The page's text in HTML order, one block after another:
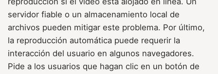
servidor fiable o un almacenamiento local de
archivos pueden mitigar este problema. Por último,
la reproducción automática puede requerir la
interacción del usuario en algunos navegadores.
Pide a los usuarios que hagan clic en un botón de